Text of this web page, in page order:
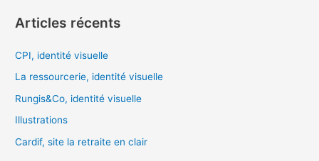
h
h
e
r
Articles récents
CPI, identité visuelle
La ressourcerie, identité visuelle
Rungis&Co, identité visuelle
Illustrations
Cardif, site la retraite en clair